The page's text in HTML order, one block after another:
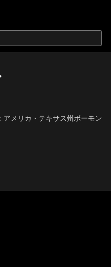
アメリカ・テキサス州ボーモン